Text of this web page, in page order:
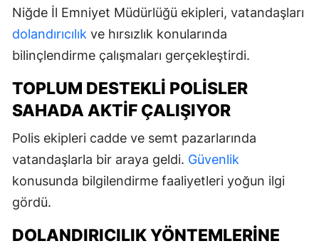
Niğde İl Emniyet Müdürlüğü ekipleri, vatandaşları
dolandırıcılık ve hırsızlık konularında
bilinçlendirme çalışmaları gerçekleştirdi.
TOPLUM DESTEKLI POLISLER
SAHADA AKTIF ÇALIŞIYOR
Polis ekipleri cadde ve semt pazarlarında
vatandaşlarla bir araya geldi. Güvenlik
konusunda bilgilendirme faaliyetleri yoğun ilgi
gördü.
DOLANDIRICILIK YÖNTEMLERINE